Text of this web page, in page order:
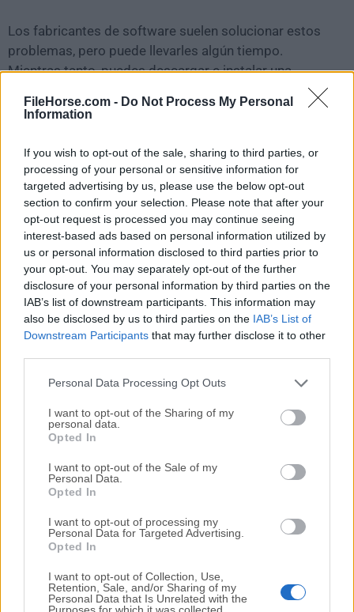
FileHorse.com - Do Not Process My Personal
Information
If you wish to opt-out of the sale, sharing to third parties, or
processing of your personal or sensitive information for
targeted advertising by us, please use the below opt-out
section to confirm your selection. Please note that after your
opt-out request is processed you may continue seeing
interest-based ads based on personal information utilized by
us or personal information disclosed to third parties prior to
your opt-out. You may separately opt-out of the further
disclosure of your personal information by third parties on the
IAB’s list of downstream participants. This information may
also be disclosed by us to third parties on the IAB’s List of
Downstream Participants that may further disclose it to other
Personal Data Processing Opt Outs
I want to opt-out of the Sharing of my
personal data.
Opted In
I want to opt-out of the Sale of my
Personal Data.
Opted In
I want to opt-out of processing my
Personal Data for Targeted Advertising.
Opted In
I want to opt-out of Collection, Use,
Retention, Sale, and/or Sharing of my
Personal Data that Is Unrelated with the
Purposes for which it was collected.
Los fabricantes de software suelen solucionar estos
problemas, pero puede llevarles algún tiempo.
Mientras tanto, puedes descargar e instalar una
reciente de Zoteroo leer nuestra reseña, simplemente
hazclic aquí.
Todas las versiones antiguas distribuidas en nuestro
sitio web son completamente libres de virus y están
disponibles para su descarga sin costo alguno.
Nos encantaría saber de ti
Si tienes alguna pregunta o idea que desees compartir